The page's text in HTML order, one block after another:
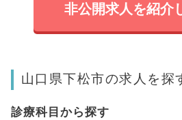
非公開求人を紹介
山口県下松市の求人を探
診療科目から探す